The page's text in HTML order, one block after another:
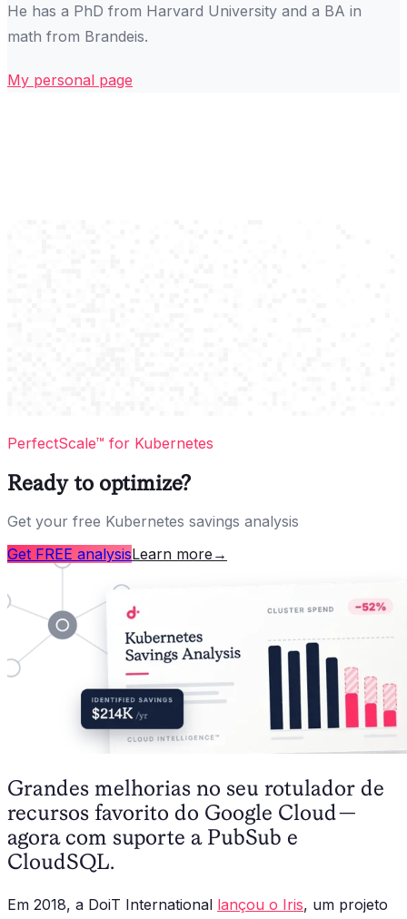
He has a PhD from Harvard University and a BA in
math from Brandeis.
My personal page
PerfectScale™ for Kubernetes
Ready to optimize?
Get your free Kubernetes savings analysis
Get FREE analysisLearn more →
Grandes melhorias no seu rotulador de
recursos favorito do Google Cloud —
agora com suporte a PubSub e
CloudSQL.
Em 2018, a DoiT International lançou o Iris, um projeto